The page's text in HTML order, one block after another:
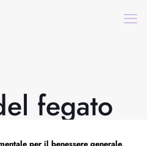
fegato